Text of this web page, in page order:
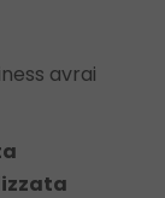
avrai